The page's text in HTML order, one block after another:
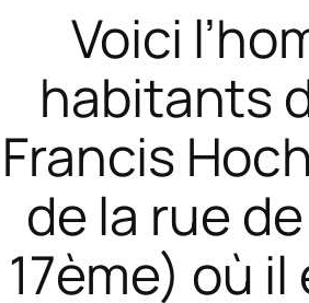
Voici
habitants
Francis
de la rue
17ème) où